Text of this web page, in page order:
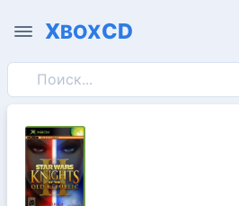
XBOXCD